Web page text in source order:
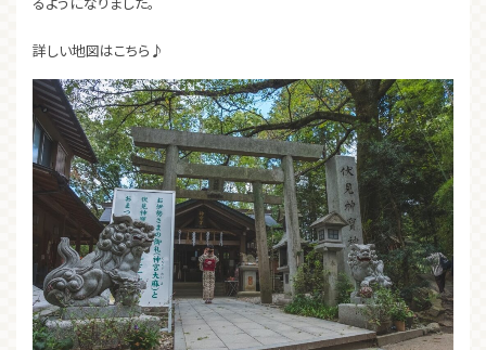
詳しい地図はこちら♪